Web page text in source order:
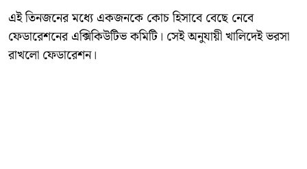
এই তিনজনের মধ্যে একজনকে কোচ হিসাবে বেছে নেবে
ফেডারেশনের এক্সিকিউটিভ কমিটি। সেই অনুযায়ী খালিদেই ভরসা
রাখলো ফেডারেশন।